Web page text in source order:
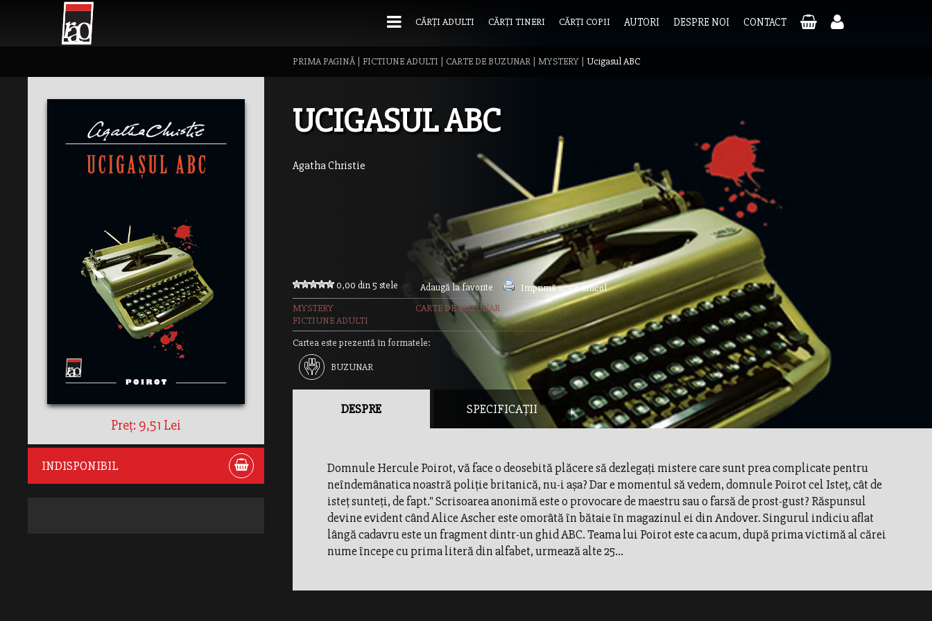
CĂRȚI ADULTI CĂRȚI TINERI CĂRȚI COPII AUTORI DESPRE NOI CONTACT
PRIMA PAGINĂ| FICTIUNE ADULTI CARTE DE BUZUNAR| MYSTERY| Ucigasul ABC
Preț: 9,51 Lei
INDISPONIBIL
UCIGASUL ABC
Agatha Christie
0,00 din 5 stele Adaugă la favorite
Imprimă acest articol
MYSTERY
CARTE DE BUZUNAR
FICTIUNE ADULTI
Cartea este prezentă în formatele:
BUZUNAR
DESPRE SPECIFICAȚII
Domnule Hercule Poirot, vă face o deosebită plăcere să dezlegaţi mistere care sunt prea complicate pentru
neîndemânatica noastră poliţie britanică, nu-i aşa? Dar e momentul să vedem, domnule Poirot cel Isteţ, cât de
isteţ sunteţi, de fapt." Scrisoarea anonimă este o provocare de maestru sau o farsă de prost-gust? Răspunsul
devine evident când Alice Ascher este omorâtă în bătaie în magazinul ei din Andover. Singurul indiciu aflat
lângă cadavru este un fragment dintr-un ghid ABC. Teama lui Poirot este ca acum, după prima victimă al cărei
nume începe cu prima literă din alfabet, urmează alte 25...